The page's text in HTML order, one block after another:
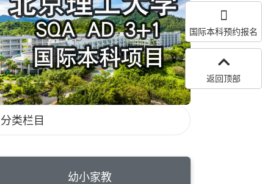
分类栏目
幼小家教
国际本科预约报名
返回顶部